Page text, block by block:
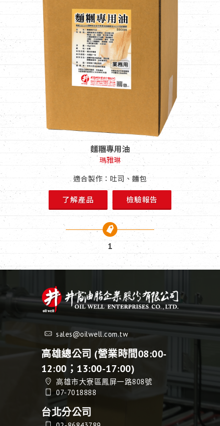
麵糰專用油
瑪雅琳
適合製作：吐司、麵包
了解產品 檢驗報告
1
sales@oilwell.com.tw
高雄總公司 (營業時間08:00-
12:00；13:00-17:00)
高雄市大寮區鳳屏一路808號
07-7018888
台北分公司